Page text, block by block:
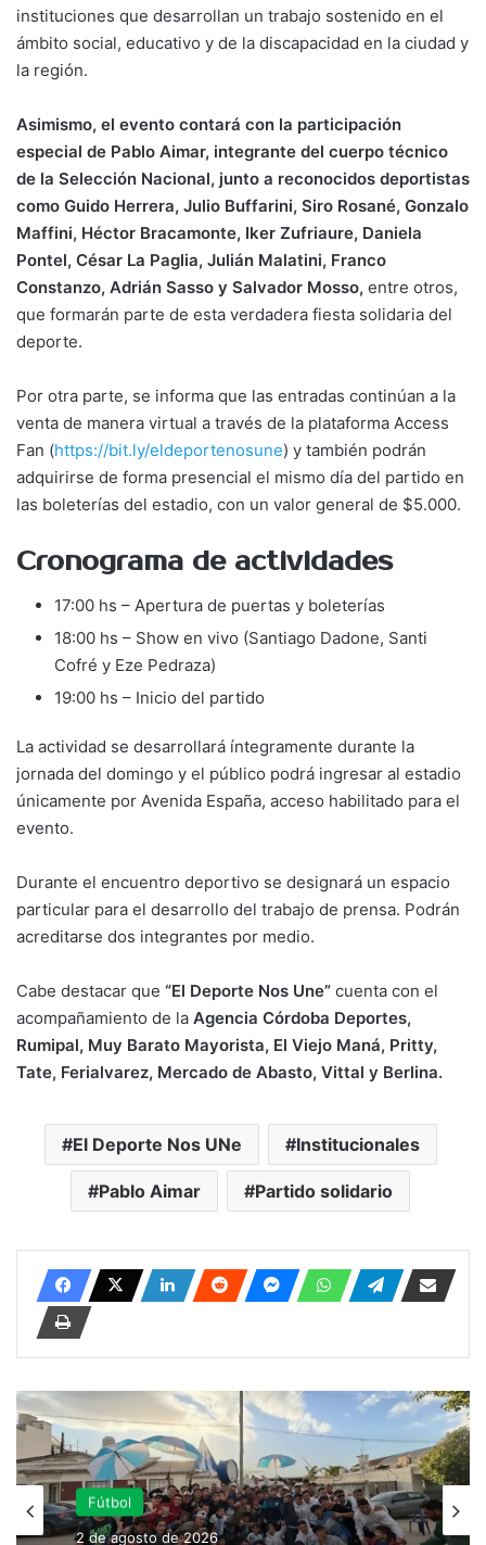
instituciones que desarrollan un trabajo sostenido en el
ámbito social, educativo y de la discapacidad en la ciudad y
la región.
Asimismo, el evento contará con la participación
especial de Pablo Aimar, integrante del cuerpo técnico
de la Selección Nacional, junto a reconocidos deportistas
como Guido Herrera, Julio Buffarini, Siro Rosané, Gonzalo
Maffini, Héctor Bracamonte, Iker Zufriaure, Daniela
Pontel, César La Paglia, Julián Malatini, Franco
Constanzo, Adrián Sasso y Salvador Mosso, entre otros,
que formarán parte de esta verdadera fiesta solidaria del
deporte.
Por otra parte, se informa que las entradas continúan a la
venta de manera virtual a través de la plataforma Access
Fan (https://bit.ly/eldeportenosune) y también podrán
adquirirse de forma presencial el mismo día del partido en
las boleterías del estadio, con un valor general de $5.000.
Cronograma de actividades
17:00 hs – Apertura de puertas y boleterías
18:00 hs – Show en vivo (Santiago Dadone, Santi
Cofré y Eze Pedraza)
19:00 hs – Inicio del partido
La actividad se desarrollará íntegramente durante la
jornada del domingo y el público podrá ingresar al estadio
únicamente por Avenida España, acceso habilitado para el
evento.
Durante el encuentro deportivo se designará un espacio
particular para el desarrollo del trabajo de prensa. Podrán
acreditarse dos integrantes por medio.
Cabe destacar que “El Deporte Nos Une” cuenta con el
acompañamiento de la Agencia Córdoba Deportes,
Rumipal, Muy Barato Mayorista, El Viejo Maná, Pritty,
Tate, Ferialvarez, Mercado de Abasto, Vittal y Berlina.
El Deporte Nos UNe Institucionales
Pablo Aimar Partido solidario
Fútbol
Torneo Federal A